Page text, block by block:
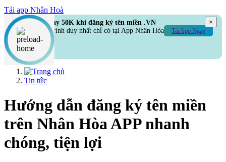
Tải app Nhân Hoà
Hoàn ngay 50K khi đăng ký tên miền .VN
Chương trình duy nhất chỉ có tại App Nhân Hòa
Tải App Ngay
×
Tin tức
Hướng dẫn đăng ký tên miền
trên Nhân Hòa APP nhanh
chóng, tiện lợi